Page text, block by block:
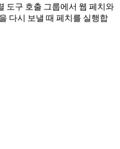
도구 호출 그룹에서 웹 페치와
다시 보낼 때 페치를 실행합